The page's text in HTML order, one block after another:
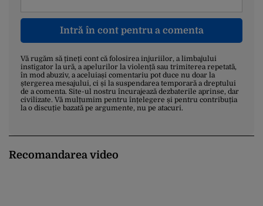
Intră în cont pentru a comenta
Vă rugăm să țineți cont că folosirea injuriilor, a limbajului
instigator la ură, a apelurilor la violență sau trimiterea repetată,
în mod abuziv, a aceluiași comentariu pot duce nu doar la
ștergerea mesajului, ci și la suspendarea temporară a dreptului
de a comenta. Site-ul nostru încurajează dezbaterile aprinse, dar
civilizate. Vă mulțumim pentru înțelegere și pentru contribuția
la o discuție bazată pe argumente, nu pe atacuri.
Recomandarea video